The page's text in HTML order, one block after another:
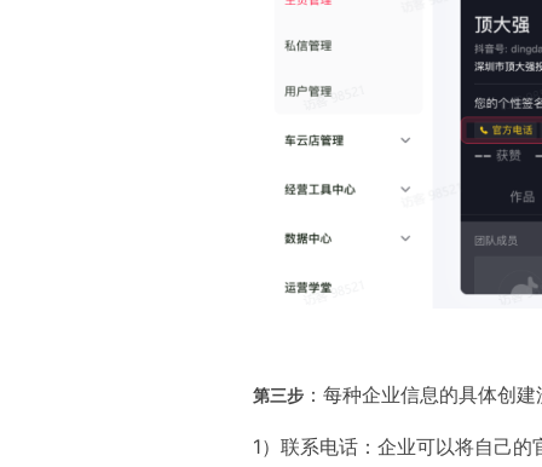
第三步 ：每种企业信息的具体创
1）联系电话：企业可以将自己